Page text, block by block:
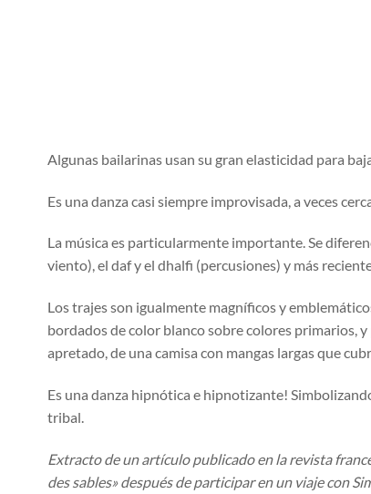
Algunas bailarinas usan su gran elasticidad para
Es una danza casi siempre improvisada, a veces
La música es particularmente importante. Se
viento), el daf y el dhalfi (percusiones) y más
Los trajes son igualmente magníficos y
bordados de color blanco sobre colores primarios,
apretado, de una camisa con mangas largas que
Es una danza hipnótica e hipnotizante!
tribal.
Extracto de un artículo publicado en la revista
des sables» después de participar en un viaje con